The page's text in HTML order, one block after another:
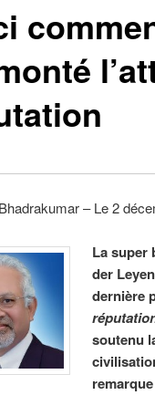
– Le 2
La super
der
dernière
soutenu